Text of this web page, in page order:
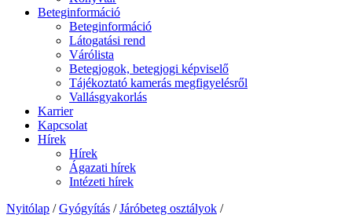
Beteginformáció
Beteginformáció
Látogatási rend
Várólista
Betegjogok, betegjogi képviselő
Tájékoztató kamerás megfigyelésről
Vallásgyakorlás
Karrier
Kapcsolat
Hírek
Hírek
Ágazati hírek
Intézeti hírek
Nyitólap / Gyógyítás / Járóbeteg osztályok /